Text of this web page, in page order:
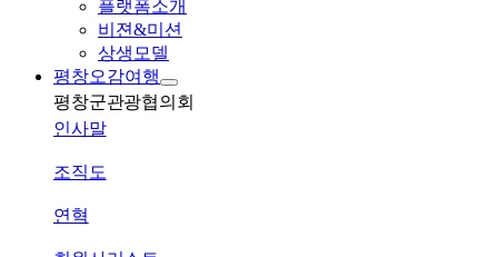
플랫폼소개
비젼&미션
상생모델
평창오감여행
평창군관광협의회
인사말
조직도
연혁